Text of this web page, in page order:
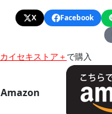
X Facebook
カイセキストア＋ で購入
Amazon